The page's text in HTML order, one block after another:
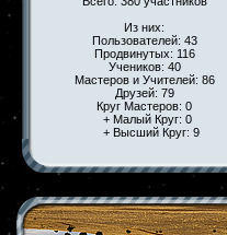
Из них:
Пользователей: 43
Продвинутых: 116
Учеников: 40
Мастеров и Учителей: 86
Друзей: 79
Круг Мастеров: 0
+ Малый Круг: 0
+ Высший Круг: 9